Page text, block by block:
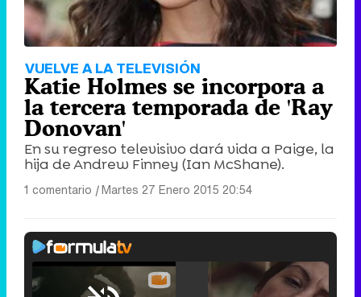
VUELVE A LA TELEVISIÓN
Katie Holmes se incorpora a
la tercera temporada de 'Ray
Donovan'
En su regreso televisivo dará vida a Paige, la
hija de Andrew Finney (Ian McShane).
1 comentario |Martes 27 Enero 2015 20:54